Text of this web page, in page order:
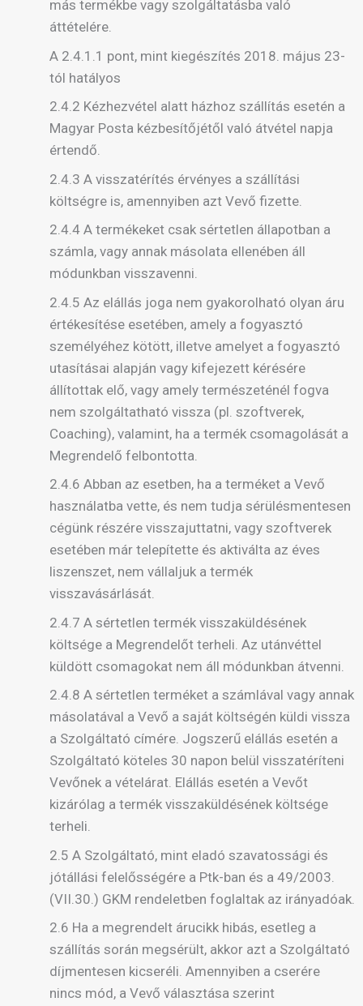
más termékbe vagy szolgáltatásba való
áttételére.
A 2.4.1.1 pont, mint kiegészítés 2018. május 23-
tól hatályos
2.4.2 Kézhezvétel alatt házhoz szállítás esetén a
Magyar Posta kézbesítőjétől való átvétel napja
értendő.
2.4.3 A visszatérítés érvényes a szállítási
költségre is, amennyiben azt Vevő fizette.
2.4.4 A termékeket csak sértetlen állapotban a
számla, vagy annak másolata ellenében áll
módunkban visszavenni.
2.4.5 Az elállás joga nem gyakorolható olyan áru
értékesítése esetében, amely a fogyasztó
személyéhez kötött, illetve amelyet a fogyasztó
utasításai alapján vagy kifejezett kérésére
állítottak elő, vagy amely természeténél fogva
nem szolgáltatható vissza (pl. szoftverek,
Coaching), valamint, ha a termék csomagolását a
Megrendelő felbontotta.
2.4.6 Abban az esetben, ha a terméket a Vevő
használatba vette, és nem tudja sérülésmentesen
cégünk részére visszajuttatni, vagy szoftverek
esetében már telepítette és aktiválta az éves
liszenszet, nem vállaljuk a termék
visszavásárlását.
2.4.7 A sértetlen termék visszaküldésének
költsége a Megrendelőt terheli. Az utánvéttel
küldött csomagokat nem áll módunkban átvenni.
2.4.8 A sértetlen terméket a számlával vagy annak
másolatával a Vevő a saját költségén küldi vissza
a Szolgáltató címére. Jogszerű elállás esetén a
Szolgáltató köteles 30 napon belül visszatéríteni
Vevőnek a vételárat. Elállás esetén a Vevőt
kizárólag a termék visszaküldésének költsége
terheli.
2.5 A Szolgáltató, mint eladó szavatossági és
jótállási felelősségére a Ptk-ban és a 49/2003.
(VII.30.) GKM rendeletben foglaltak az irányadóak.
2.6 Ha a megrendelt árucikk hibás, esetleg a
szállítás során megsérült, akkor azt a Szolgáltató
díjmentesen kicseréli. Amennyiben a cserére
nincs mód, a Vevő választása szerint